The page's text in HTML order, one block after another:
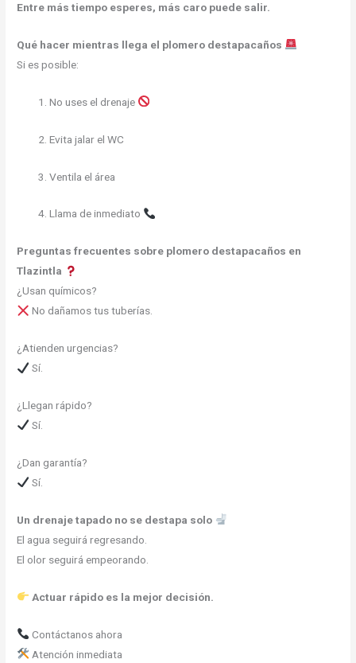
Entre más tiempo esperes, más caro puede salir.
Qué hacer mientras llega el plomero destapacaños
Si es posible:
No uses el drenaje
Evita jalar el WC
Ventila el área
Llama de inmediato
Preguntas frecuentes sobre plomero destapacaños en
Tlazintla
¿Usan químicos?
No dañamos tus tuberías.
¿Atienden urgencias?
Sí.
¿Llegan rápido?
Sí.
¿Dan garantía?
Sí.
Un drenaje tapado no se destapa solo
El agua seguirá regresando.
El olor seguirá empeorando.
Actuar rápido es la mejor decisión.
Contáctanos ahora
Atención inmediata